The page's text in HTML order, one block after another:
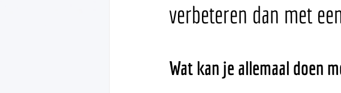
verbeteren dan met
Wat kan je allemaal doen